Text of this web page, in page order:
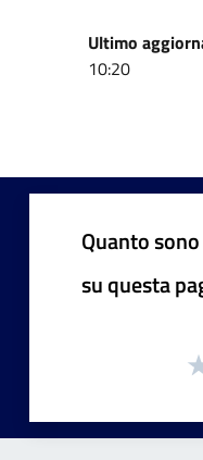
Ultimo
10:20
Quanto
su questa